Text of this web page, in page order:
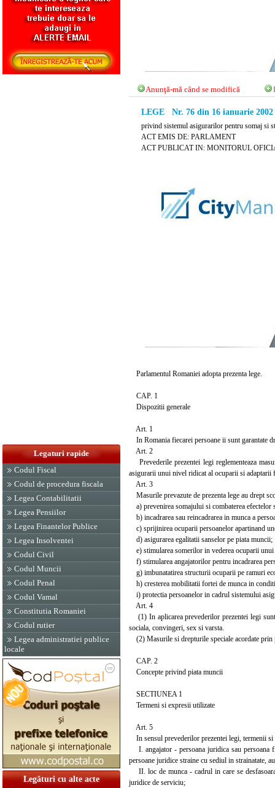
Legaturi rapide
Codul Fiscal
Codul de procedura fiscala
Legea Contabilitatii
Legea Pensiilor
Legea Finantelor Publice
Legea Insolventei
Codul Civil
Codul Muncii
Codul Penal
Codul Vamal
Constitutia Romaniei
Codul rutier
Legea administratiei publice
locale
Legături cu alte acte
Anunţă-mă când se modifică
LEGE Nr. 76 din 16 ianuarie 2002
privind sistemul asigurarilor pentru somaj si
ACT EMIS DE: PARLAMENT
ACT PUBLICAT IN: MONITORUL
Parlamentul Romaniei adopta prezenta lege.
CAP. 1
Dispozitii generale
Art. 1
In Romania fiecarei persoane ii sunt garantate
Art. 2
Prevederile prezentei legi reglementeaza
asigurarii unui nivel ridicat al ocuparii si adaptarii
Art. 3
Masurile prevazute de prezenta lege au drept
a) prevenirea somajului si combaterea efectelor
b) incadrarea sau reincadrarea in munca a
c) sprijinirea ocuparii persoanelor apartinand
d) asigurarea egalitatii sanselor pe piata muncii;
e) stimularea somerilor in vederea ocuparii unui
f) stimularea angajatorilor pentru incadrarea
g) imbunatatirea structurii ocuparii pe ramuri
h) cresterea mobilitatii fortei de munca in
i) protectia persoanelor in cadrul sistemului
Art. 4
(1) In aplicarea prevederilor prezentei legi
sociala, convingeri, sex si varsta.
(2) Masurile si drepturile speciale acordate prin
CAP. 2
Concepte privind piata muncii
SECTIUNEA 1
Termeni si expresii utilizate
Art. 5
In sensul prevederilor prezentei legi, termenii
I. angajator - persoana juridica sau persoana
persoane juridice straine cu sediul in strainatate,
II. loc de munca - cadrul in care se
juridice de serviciu;